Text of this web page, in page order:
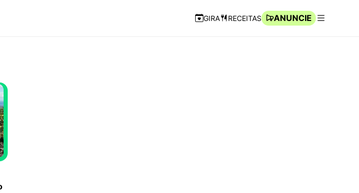
Navegação Rápida
GIRA RECEITAS
ANUNCIE